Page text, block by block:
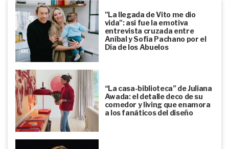
"La llegada de Vito me dio
vida": así fue la emotiva
entrevista cruzada entre
Aníbal y Sofía Pachano por el
Día de los Abuelos
“La casa-biblioteca” de Juliana
Awada: el detalle deco de su
comedor y living que enamora
a los fanáticos del diseño